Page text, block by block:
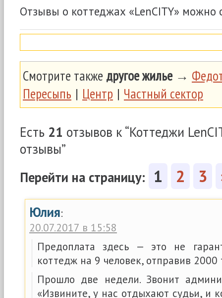
Отзывы о коттеджах «LenCITY» можно
Смотрите также другое жилье→
Пересыпь | Центр | Частный сектор
Есть 21 отзывов к “Коттеджи
отзывы”
Перейти на страницу: 1 2 3
Юлия:
20.07.2017 в 15:58
Предоплата здесь — это не
коттедж на 9 человек, отправив 2000
Прошло две недели. Звонит
«Извините, у нас отдыхают судьи, и